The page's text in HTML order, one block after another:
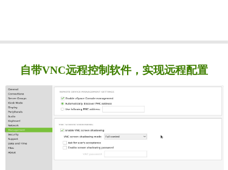
自带VNC远程控制软件，实现远程配置